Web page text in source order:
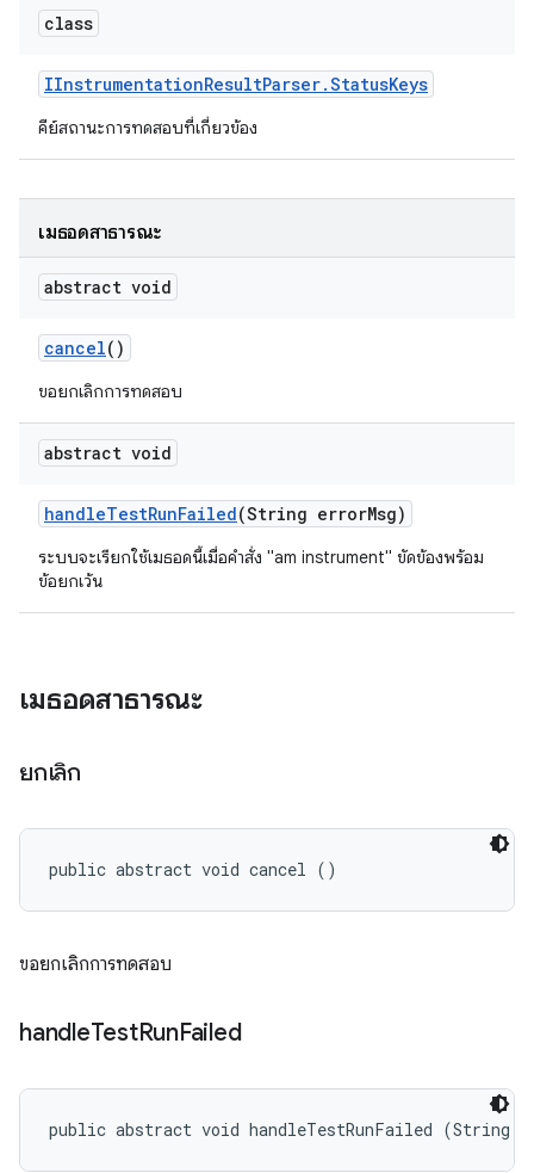
class
IInstrumentationResultParser.StatusKeys
คีย์สถานะการทดสอบที่เกี่ยวข้อง
เมธอดสาธารณะ
abstract void
cancel()
ขอยกเลิกการทดสอบ
abstract void
handleTestRunFailed(String errorMsg)
ระบบจะเรียกใช้เมธอดนี้เมื่อคำสั่ง "am instrument" ขัดข้องพร้อม
ข้อยกเว้น
เมธอดสาธารณะ
ยกเลิก
public abstract void cancel ()
ขอยกเลิกการทดสอบ
handleTestRunFailed
public abstract void handleTestRunFailed (String